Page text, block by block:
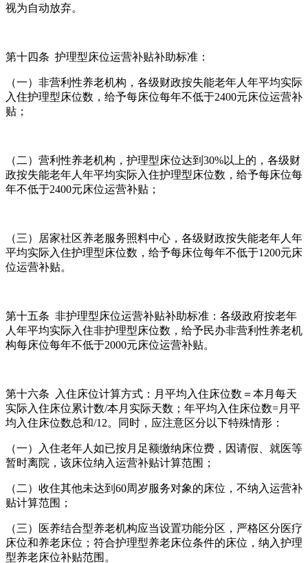
视为自动放弃。
第十四条 护理型床位运营补贴补助标准：
（一）非营利性养老机构，各级财政按失能老年人年平均实际
入住护理型床位数，给予每床位每年不低于2400元床位运营补
贴；
（二）营利性养老机构，护理型床位达到30%以上的，各级财
政按失能老年人年平均实际入住护理型床位数，给予每床位每
年不低于2400元床位运营补贴；
（三）居家社区养老服务照料中心，各级财政按失能老年人年
平均实际入住护理型床位数，给予每床位每年不低于1200元床
位运营补贴。
第十五条 非护理型床位运营补贴补助标准：各级政府按老年
人年平均实际入住非护理型床位数，给予民办非营利性养老机
构每床位每年不低于2000元床位运营补贴。
第十六条 入住床位计算方式：月平均入住床位数＝本月每天
实际入住床位累计数/本月实际天数；年平均入住床位数=月平
均入住床位数总和/12。同时，应注意区分以下特殊情形：
（一）入住老年人如已按月足额缴纳床位费，因请假、就医等
暂时离院，该床位纳入运营补贴计算范围；
（二）收住其他未达到60周岁服务对象的床位，不纳入运营补
贴计算范围；
（三）医养结合型养老机构应当设置功能分区，严格区分医疗
床位和养老床位；符合护理型养老床位条件的床位，纳入护理
型养老床位补贴范围。